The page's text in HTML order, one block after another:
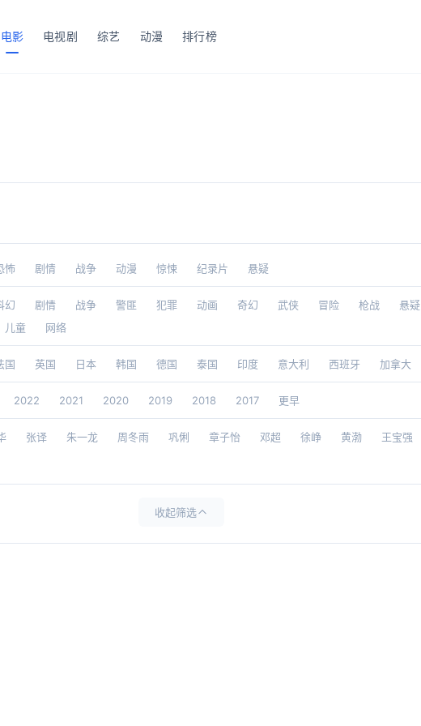
电影 电视剧 综艺 动漫 排行榜
怖 剧情 战争 动漫 惊悚 纪录片 悬疑
幻 剧情 战争 警匪 犯罪 动画 奇幻 武侠 冒险 枪战 悬疑
儿童 网络
国 英国 日本 韩国 德国 泰国 印度 意大利 西班牙 加拿大
2022 2021 2020 2019 2018 2017 更早
张译 朱一龙 周冬雨 巩俐 章子怡 邓超 徐峥 黄渤 王宝强
收起筛选